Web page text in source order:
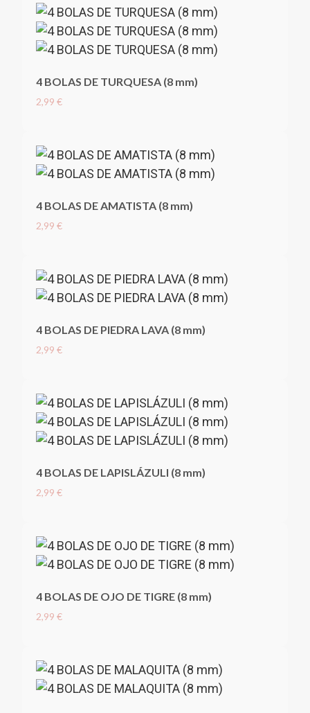
4 BOLAS DE TURQUESA (8 mm)
2,99 €
4 BOLAS DE AMATISTA (8 mm)
2,99 €
4 BOLAS DE PIEDRA LAVA (8 mm)
2,99 €
4 BOLAS DE LAPISLÁZULI (8 mm)
2,99 €
4 BOLAS DE OJO DE TIGRE (8 mm)
2,99 €